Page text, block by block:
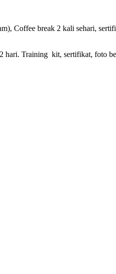
Coffee break 2 kali sehari,
Training kit, sertifikat, foto